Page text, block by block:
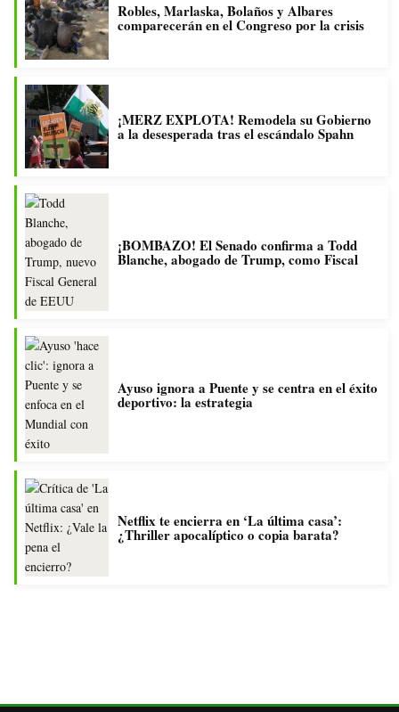
Robles, Marlaska, Bolaños y Albares
comparecerán en el Congreso por la crisis
¡MERZ EXPLOTA! Remodela su Gobierno
a la desesperada tras el escándalo Spahn
¡BOMBAZO! El Senado confirma a Todd
Blanche, abogado de Trump, como Fiscal
Ayuso ignora a Puente y se centra en el éxito
deportivo: la estrategia
Netflix te encierra en ‘La última casa’:
¿Thriller apocalíptico o copia barata?